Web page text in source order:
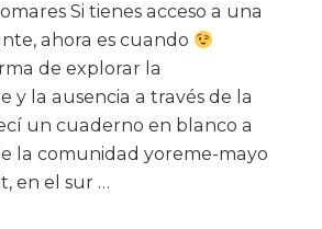
Si tienes acceso a una
ahora es cuando
de explorar la
y la ausencia a través de la
un cuaderno en blanco a
la comunidad yoreme-mayo
en el sur …